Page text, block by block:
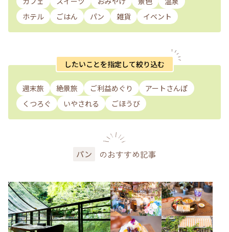
ホテル
ごはん パン 雑貨 イベント
したいことを指定して絞り込む
週末旅 絶景旅 ご利益めぐり
アートさんぽ
くつろぐ
いやされる ごほうび
パン のおすすめ記事